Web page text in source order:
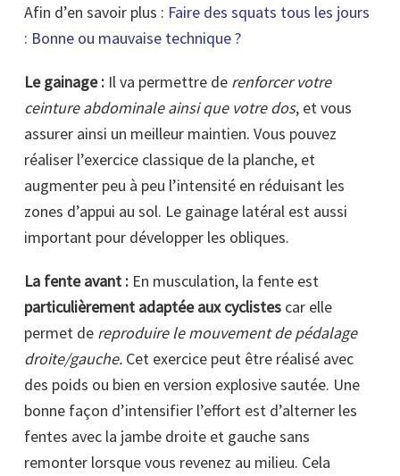
Afin d’en savoir plus : Faire des squats tous les jours
: Bonne ou mauvaise technique ?
Le gainage : Il va permettre de renforcer votre
ceinture abdominale ainsi que votre dos, et vous
assurer ainsi un meilleur maintien. Vous pouvez
réaliser l’exercice classique de la planche, et
augmenter peu à peu l’intensité en réduisant les
zones d’appui au sol. Le gainage latéral est aussi
important pour développer les obliques.
La fente avant : En musculation, la fente est
particulièrement adaptée aux cyclistes car elle
permet de reproduire le mouvement de pédalage
droite/gauche. Cet exercice peut être réalisé avec
des poids ou bien en version explosive sautée. Une
bonne façon d’intensifier l’effort est d’alterner les
fentes avec la jambe droite et gauche sans
remonter lorsque vous revenez au milieu. Cela